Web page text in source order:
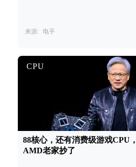
来源: 电手
CPU
88核心，还有消费级游戏CPU
AMD老家抄了